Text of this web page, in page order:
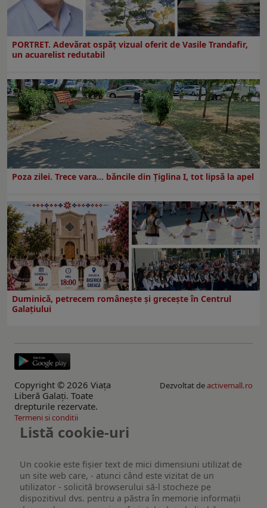
PORTRET. Adevărat ospăț vizual oferit de Vasile Trandafir,
un acuarelist redutabil
Poza zilei. Trece vara… băncile din Ţiglina I, tot lipsă la apel
Duminică, petrecem româneşte şi greceşte în Centrul
Galaţiului
Copyright © 2026 Viaţa
Liberă Galaţi. Toate
drepturile rezervate.
Dezvoltat deactivemall.ro
Termeni si conditii
Listă cookie-uri
Un cookie este fişier text de mici dimensiuni utilizat de
un site web care, - atunci când este vizitat de un
utilizator - solicită browserului să-l stocheze pe
dispozitivul dvs. pentru a păstra în memorie informații